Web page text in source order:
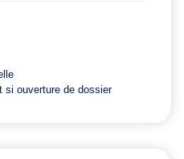
si ouverture de dossier